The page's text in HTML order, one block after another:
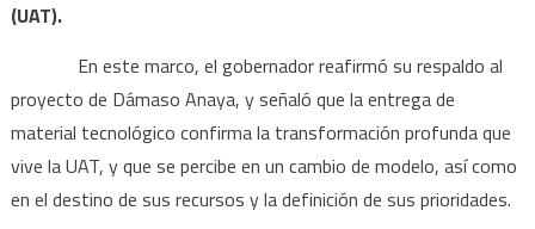
de
docentes
de
(UAT).
En este marco, el gobernador reafirmó su respaldo al
proyecto de Dámaso Anaya, y señaló que la entrega de
material tecnológico confirma la transformación profunda que
vive la UAT, y que se percibe en un cambio de modelo, así como
en el destino de sus recursos y la definición de sus prioridades.